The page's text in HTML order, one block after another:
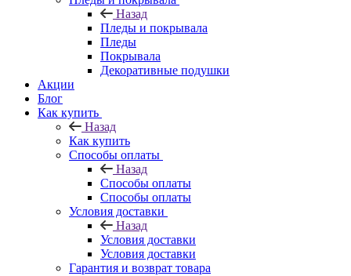
Назад
Пледы и покрывала
Пледы
Покрывала
Декоративные подушки
Акции
Блог
Как купить
Назад
Как купить
Способы оплаты
Назад
Способы оплаты
Способы оплаты
Условия доставки
Назад
Условия доставки
Условия доставки
Гарантия и возврат товара